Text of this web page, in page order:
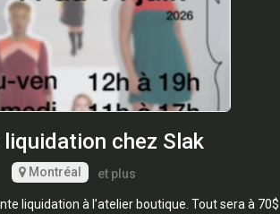
liquidation chez Slak
Montréal et plus
liquidation à l’atelier boutique. Tout sera à